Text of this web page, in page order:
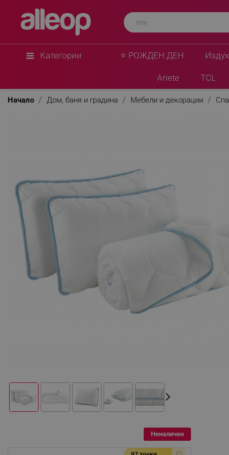
Категории ⭐ РОЖДЕН ДЕН
Ariete TCL
Начало Дом, баня и градина Мебели и декорации
Неналичен